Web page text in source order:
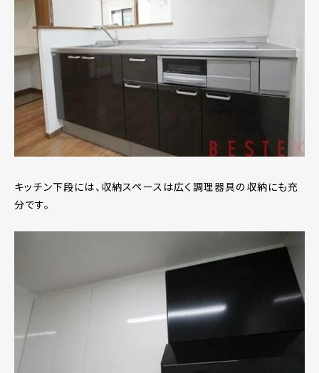
キッチン下段には、収納スペースは広く調理器具の収納にも充
分です。